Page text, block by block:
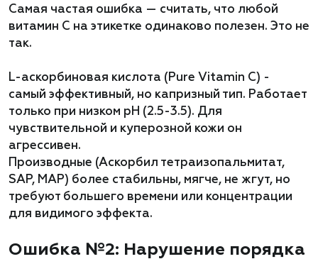
Самая частая ошибка — считать, что любой
витамин C на этикетке одинаково полезен. Это не
так.
L-аскорбиновая кислота (Pure Vitamin C) -
самый эффективный, но капризный тип. Работает
только при низком pH (2.5-3.5). Для
чувствительной и куперозной кожи он
агрессивен.
Производные (Аскорбил тетраизопальмитат,
SAP, MAP) более стабильны, мягче, не жгут, но
требуют большего времени или концентрации
для видимого эффекта.
Ошибка №2: Нарушение порядка